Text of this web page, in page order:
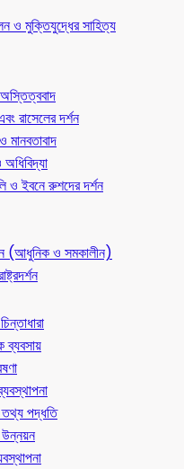
ও মুক্তিযুদ্ধের সাহিত্য
রাসেলের দর্শন
মানবতাবাদ
অধিবিদ্যা
ও ইবনে রুশদের দর্শন
(আধুনিক ও সমকালীন)
ব্যবসায়
তথ্য পদ্ধতি